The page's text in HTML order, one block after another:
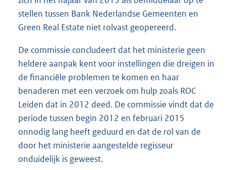
stellen tussen Bank Nederlandse Gemeenten en
Green Real Estate niet rolvast geopereerd.
De commissie concludeert dat het ministerie geen
heldere aanpak kent voor instellingen die dreigen in
de financiële problemen te komen en haar
benaderen met een verzoek om hulp zoals ROC
Leiden dat in 2012 deed. De commissie vindt dat de
periode tussen begin 2012 en februari 2015
onnodig lang heeft geduurd en dat de rol van de
door het ministerie aangestelde regisseur
onduidelijk is geweest.